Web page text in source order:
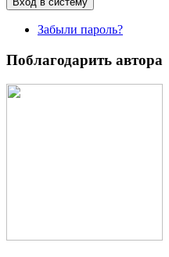
Забыли пароль?
Поблагодарить автора